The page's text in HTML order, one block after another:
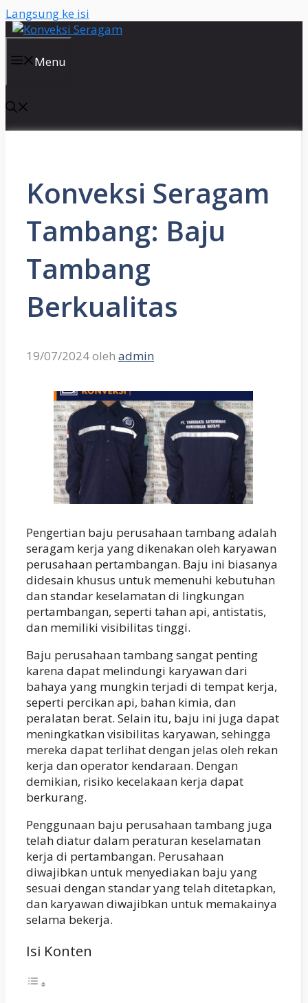
Langsung ke isi
Menu
Konveksi Seragam
Tambang: Baju
Tambang
Berkualitas
19/07/2024oleh admin
Pengertian baju perusahaan tambang adalah
seragam kerja yang dikenakan oleh karyawan
perusahaan pertambangan. Baju ini biasanya
didesain khusus untuk memenuhi kebutuhan
dan standar keselamatan di lingkungan
pertambangan, seperti tahan api, antistatis,
dan memiliki visibilitas tinggi.
Baju perusahaan tambang sangat penting
karena dapat melindungi karyawan dari
bahaya yang mungkin terjadi di tempat kerja,
seperti percikan api, bahan kimia, dan
peralatan berat. Selain itu, baju ini juga dapat
meningkatkan visibilitas karyawan, sehingga
mereka dapat terlihat dengan jelas oleh rekan
kerja dan operator kendaraan. Dengan
demikian, risiko kecelakaan kerja dapat
berkurang.
Penggunaan baju perusahaan tambang juga
telah diatur dalam peraturan keselamatan
kerja di pertambangan. Perusahaan
diwajibkan untuk menyediakan baju yang
sesuai dengan standar yang telah ditetapkan,
dan karyawan diwajibkan untuk memakainya
selama bekerja.
Isi Konten